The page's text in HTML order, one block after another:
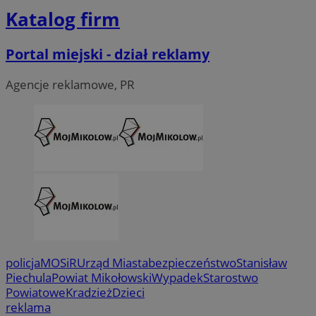
Katalog firm
Portal miejski - dział reklamy
Agencje reklamowe, PR
policjaMOSiRUrząd MiastabezpieczeństwoStanisław
PiechulaPowiat MikołowskiWypadekStarostwo
PowiatoweKradzieżDzieci
reklama